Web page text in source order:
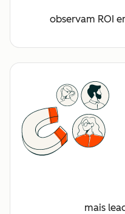
observam ROI
mais